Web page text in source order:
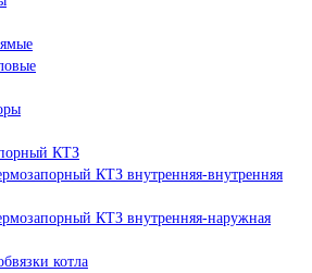
КТЗ
КТЗ внутренняя-внутренняя
КТЗ внутренняя-наружная
котла